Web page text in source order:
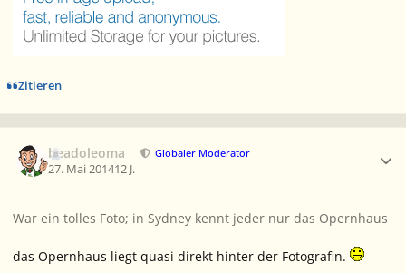
Zitieren
beadoleoma Globaler Moderator
27. Mai 201412 J.
War ein tolles Foto; in Sydney kennt jeder nur das Opernhaus
das Opernhaus liegt quasi direkt hinter der Fotografin.